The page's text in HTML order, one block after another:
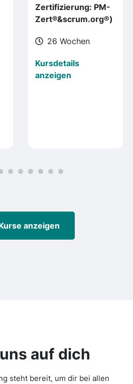
Zertifizierung: PM-
Zert®&scrum.org®)
26 Wochen
Kursdetails
anzeigen
anzeigen
auf dich
steht bereit, um dir bei allen